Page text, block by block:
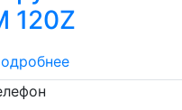
120Z